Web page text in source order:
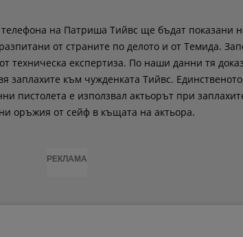
на Патриша Тийвс ще бъдат показани
от страните по делото и от Темида.
техническа експертиза. По наши данни тя
заплахите към чужденката Тийвс.
пистолета е използвал актьорът при
оръжия от сейф в къщата на актьора.
РЕКЛАМА